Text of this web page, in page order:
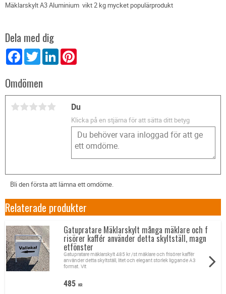
Mäklarskylt A3 Aluminium vikt 2 kg mycket populärprodukt
Dela med dig
FacebookTwitter LinkedIn
Omdömen
Du
Klicka på en stjärna för att sätta ditt betyg
Bli den första att lämna ett omdöme.
Relaterade produkter
Gatupratare Mäklarskylt många mäklare och f
risörer kaffér använder detta skyltställ, magn
etfönster
Gatupratare mäklarskylt 485 kr /st mäklare och frisörer kaffér
använder detta skyltställ, litet och elegant storlek liggande A3
format. Vit
485 KR